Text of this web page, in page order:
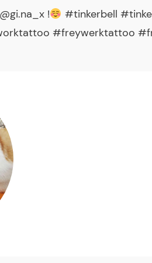
!
#tinkerbell
#freywerktattoo